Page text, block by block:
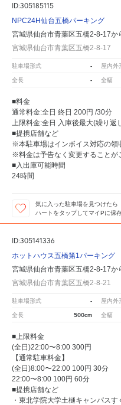
ID:305185115
NPC24H仙台五橋パーキング
宮城県仙台市青葉区五橋2-8-17か
宮城県仙台市青葉区五橋2-8-17
駐車場形式 - 屋内外
全長 - 全幅
■料金
通常料金:全日 終日 200円 /30分
上限料金:全日 入庫後最大(繰り返
■提携店舗など
※本駐車場はインボイス対応の領
※料金は予告なく変更することが
■入出庫可能時間
24時間
気に入った駐車場を見つけたら
ハートをタップしてマイPに保
ID:305141336
ホットハウス五橋第1パーキング
宮城県仙台市青葉区五橋2-8-17か
宮城県仙台市青葉区五橋2-8-21
駐車場形式 - 屋内外
全長 500cm 全幅
■上限料金
(全日)22:00〜8:00 300円
【通常駐車料金】
(全日)8:00〜22:00 100円 30分
22:00〜8:00 100円 60分
■提携店舗など
・東北学院大学土樋キャンパスす